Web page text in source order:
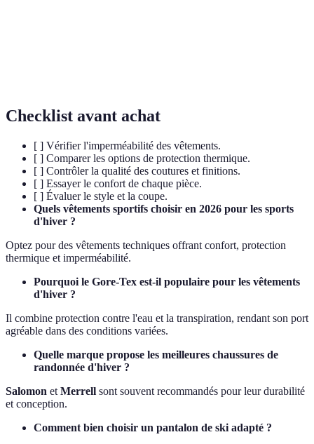
Checklist avant achat
[ ] Vérifier l'imperméabilité des vêtements.
[ ] Comparer les options de protection thermique.
[ ] Contrôler la qualité des coutures et finitions.
[ ] Essayer le confort de chaque pièce.
[ ] Évaluer le style et la coupe.
Quels vêtements sportifs choisir en 2026 pour les sports
d'hiver ?
Optez pour des vêtements techniques offrant confort, protection
thermique et imperméabilité.
Pourquoi le Gore-Tex est-il populaire pour les vêtements
d'hiver ?
Il combine protection contre l'eau et la transpiration, rendant son port
agréable dans des conditions variées.
Quelle marque propose les meilleures chaussures de
randonnée d'hiver ?
Salomon et Merrell sont souvent recommandés pour leur durabilité
et conception.
Comment bien choisir un pantalon de ski adapté ?